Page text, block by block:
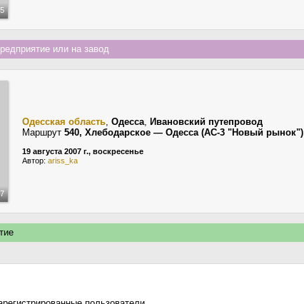
или на завод
Одесская область, Одесса, Ивановский путепровод
Маршрут 540, Хлебодарское — Одесса (АС-3 "Новый рынок")
19 августа 2007 г., воскресенье
Автор: ariss_ka